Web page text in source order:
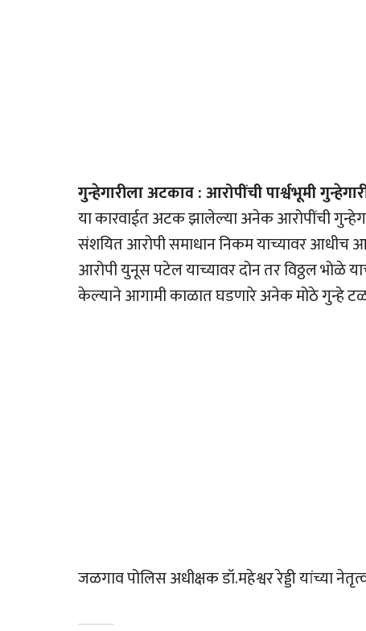
गुन्हेगारीला अटकाव : आरोपींची पार्श्वभूमी
या कारवाईत अटक झालेल्या अनेक आरोपींची
संशयित आरोपी समाधान निकम याच्यावर आधीच
आरोपी युनूस पटेल याच्यावर दोन तर विठ्ठल भोळे
केल्याने आगामी काळात घडणारे अनेक मोठे गुन्हे
जळगाव पोलिस अधीक्षक डॉ.महेश्वर रेड्डी यांच्या